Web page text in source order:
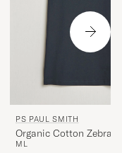
PS PAUL SMITH
Organic Cotton Zebra
M L